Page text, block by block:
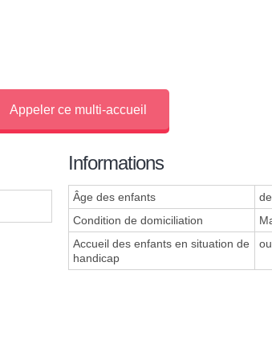
Appeler ce multi-accueil
Informations
Âge des enfants
Condition de domiciliation
Accueil des enfants en situation de
handicap